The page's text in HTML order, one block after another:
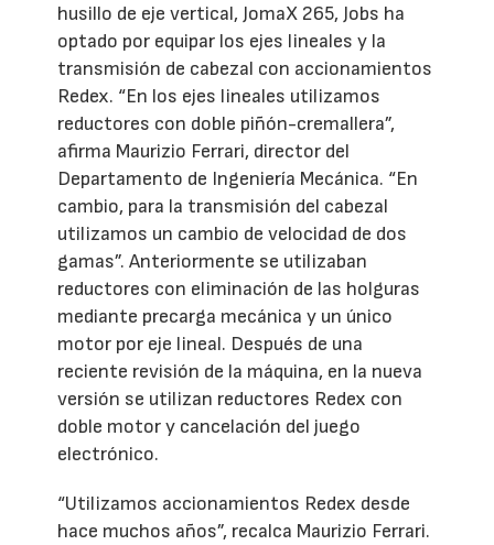
husillo de eje vertical, JomaX 265, Jobs ha
optado por equipar los ejes lineales y la
transmisión de cabezal con accionamientos
Redex. “En los ejes lineales utilizamos
reductores con doble piñón-cremallera”,
afirma Maurizio Ferrari, director del
Departamento de Ingeniería Mecánica. “En
cambio, para la transmisión del cabezal
utilizamos un cambio de velocidad de dos
gamas”. Anteriormente se utilizaban
reductores con eliminación de las holguras
mediante precarga mecánica y un único
motor por eje lineal. Después de una
reciente revisión de la máquina, en la nueva
versión se utilizan reductores Redex con
doble motor y cancelación del juego
electrónico.
“Utilizamos accionamientos Redex desde
hace muchos años”, recalca Maurizio Ferrari.